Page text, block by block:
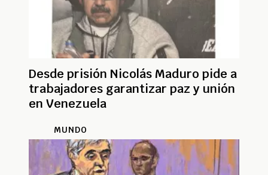
Desde prisión Nicolás Maduro pide a
trabajadores garantizar paz y unión
en Venezuela
MUNDO